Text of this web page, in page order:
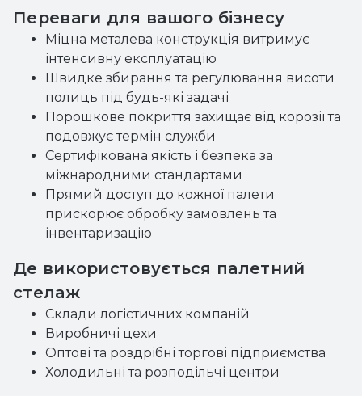
Переваги для вашого бізнесу
Міцна металева конструкція витримує
інтенсивну експлуатацію
Швидке збирання та регулювання висоти
полиць під будь-які задачі
Порошкове покриття захищає від корозії та
подовжує термін служби
Сертифікована якість і безпека за
міжнародними стандартами
Прямий доступ до кожної палети
прискорює обробку замовлень та
інвентаризацію
Де використовується палетний
стелаж
Склади логістичних компаній
Виробничі цехи
Оптові та роздрібні торгові підприємства
Холодильні та розподільчі центри